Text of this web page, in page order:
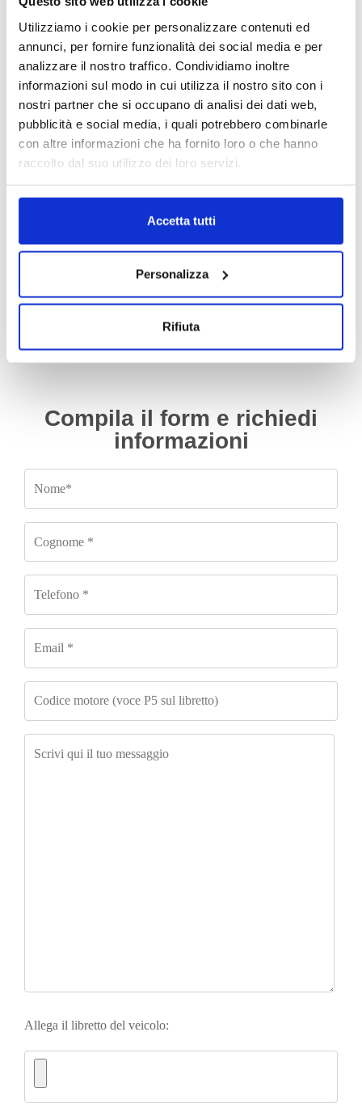
Utilizziamo i cookie per personalizzare contenuti ed
annunci, per fornire funzionalità dei social media e per
analizzare il nostro traffico. Condividiamo inoltre
informazioni sul modo in cui utilizza il nostro sito con i
nostri partner che si occupano di analisi dei dati web,
pubblicità e social media, i quali potrebbero combinarle
con altre informazioni che ha fornito loro o che hanno
raccolto dal suo utilizzo dei loro servizi.
Accetta tutti
Personalizza
Rifiuta
Motori
Motore Opel Zafira X18XE1
1999/2000 1.8 benzina
Da 300.00€ IVA esclusa
Motore Renault Clio K9KB6
2013/2016 1.5 diesel
1,050.00€ 1,000.00€ IVA esclusa
3.0 diesel
IVA esclusa
ESAURITO.
SU WHATSAPP!
3.2 benzina
Compila il form e richiedi
informazioni
Allega il libretto del veicolo: